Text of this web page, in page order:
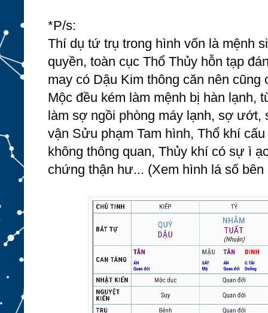
*P/s:
Thí dụ tứ trụ trong hình vốn là mệnh
quyền, toàn cục Thổ Thủy hỗn tạp
may có Dậu Kim thông căn nên
Mộc đều kém làm mệnh bị hàn lạnh,
làm sợ ngồi phòng máy lạnh, sợ ướt,
vận Sửu phạm Tam hình, Thổ khí
không thông quan, Thủy khí có sự ì
chứng thận hư... (Xem hình lá số